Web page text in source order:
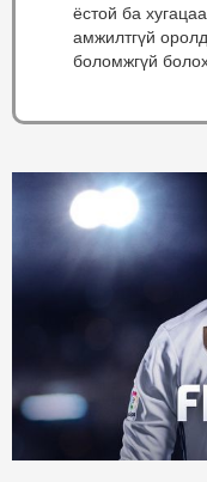
ёстой ба
амжилтгүй
боломжгүй